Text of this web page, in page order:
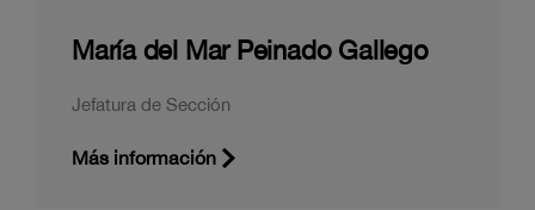
María del Mar Peinado Gallego
Jefatura de Sección
Más información